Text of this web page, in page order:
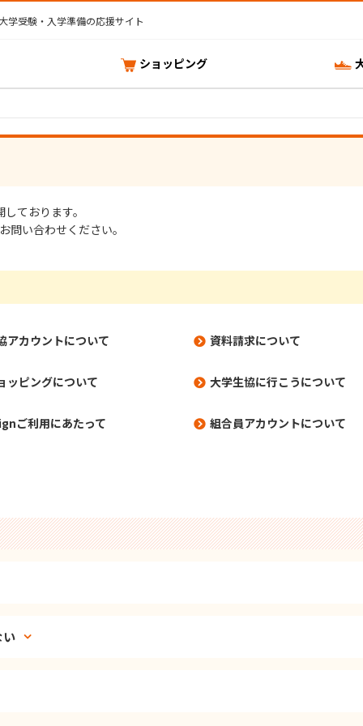
大学受験・入学準備の応援サイト
ショッピング
ております。
問い合わせください。
アカウントについて 資料請求について
ッピングについて 大学生協に行こうについて
ご利用にあたって 組合員アカウントについて
い